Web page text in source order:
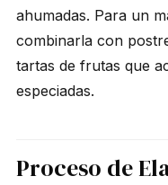
ahumadas. Para un
combinarla con
tartas de frutas que
especiadas.
Proceso de